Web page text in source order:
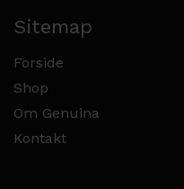
Sitemap
Forside
Shop
Om Genuina
Kontakt